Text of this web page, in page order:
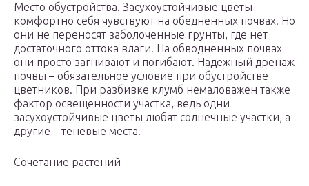
Место обустройства. Засухоустойчивые цветы
комфортно себя чувствуют на обедненных почвах. Но
они не переносят заболоченные грунты, где нет
достаточного оттока влаги. На обводненных почвах
они просто загнивают и погибают. Надежный дренаж
почвы – обязательное условие при обустройстве
цветников. При разбивке клумб немаловажен также
фактор освещенности участка, ведь одни
засухоустойчивые цветы любят солнечные участки, а
другие – теневые места.
Сочетание растений